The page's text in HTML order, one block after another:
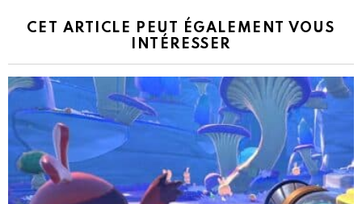
CET ARTICLE PEUT ÉGALEMENT VOUS
INTÉRESSER